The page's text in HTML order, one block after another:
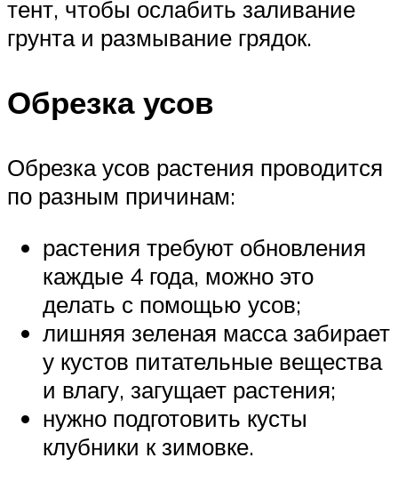
тент, чтобы ослабить заливание
грунта и размывание грядок.
Обрезка усов
Обрезка усов растения проводится
по разным причинам:
растения требуют обновления
каждые 4 года, можно это
делать с помощью усов;
лишняя зеленая масса забирает
у кустов питательные вещества
и влагу, загущает растения;
нужно подготовить кусты
клубники к зимовке.